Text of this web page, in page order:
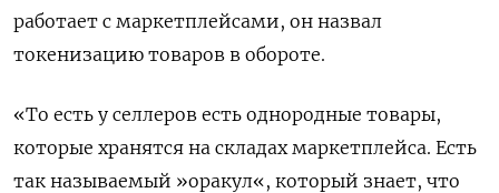
работает с маркетплейсами, он ‌назвал
токенизацию товаров в обороте.
«То есть у селлеров есть однородные товары,
которые хранятся на складах ​маркетплейса. Есть
так называемый »оракул«, который знает, что